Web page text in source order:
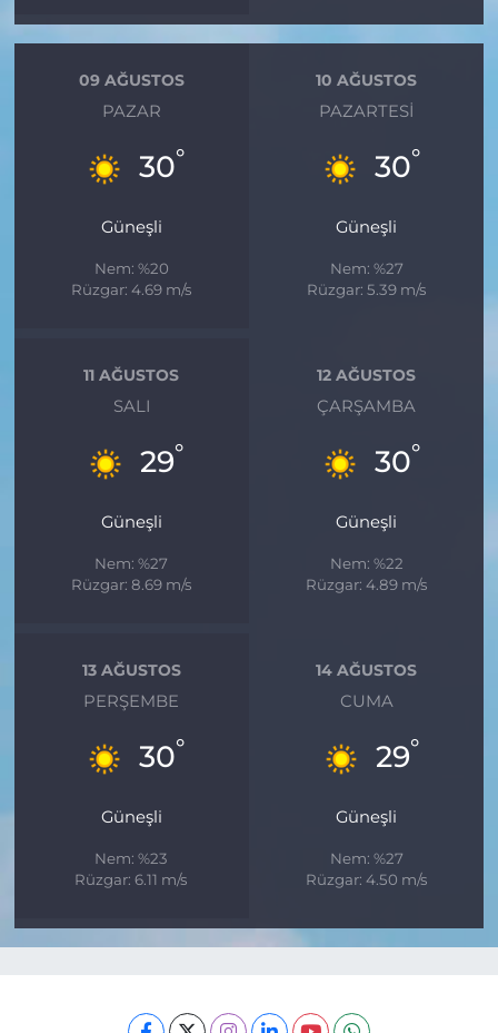
09 AĞUSTOS
PAZAR
30°
Güneşli
Nem: %20
Rüzgar: 4.69 m/s
10 AĞUSTOS
PAZARTESI
30°
Güneşli
Nem: %27
Rüzgar: 5.39 m/s
11 AĞUSTOS
SALI
29°
Güneşli
Nem: %27
Rüzgar: 8.69 m/s
12 AĞUSTOS
ÇARŞAMBA
30°
Güneşli
Nem: %22
Rüzgar: 4.89 m/s
13 AĞUSTOS
PERŞEMBE
30°
Güneşli
Nem: %23
Rüzgar: 6.11 m/s
14 AĞUSTOS
CUMA
29°
Güneşli
Nem: %27
Rüzgar: 4.50 m/s